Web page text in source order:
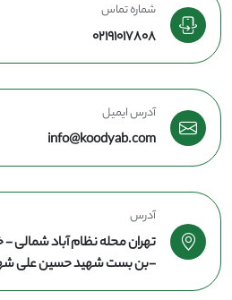
شماره تماس
02191017808
آدرس ایمیل
info@koodyab.com
آدرس
تهران محله نظام آباد شمالی -
-بن بست شهید حسین علی